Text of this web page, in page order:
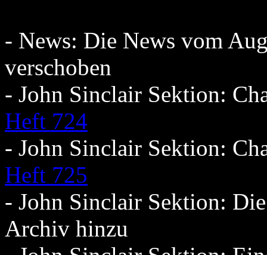
- News: Die News vom
verschoben
- John Sinclair Sektion:
Heft 724
- John Sinclair Sektion:
Heft 725
- John Sinclair Sektion:
Archiv hinzu